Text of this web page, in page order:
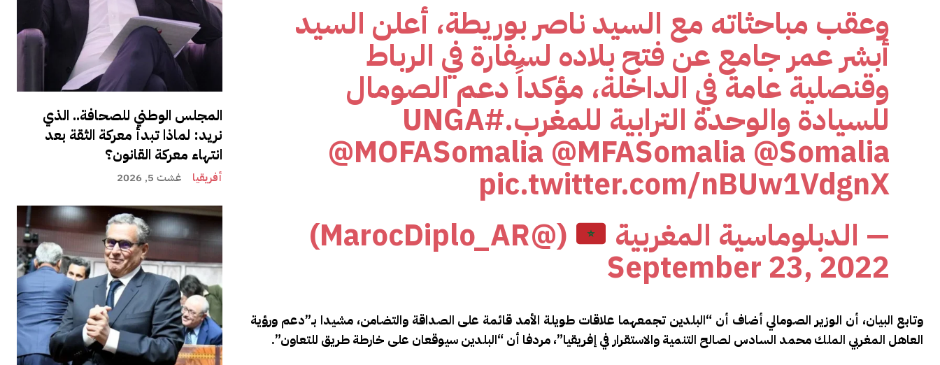
المجلس الوطني للصحافة.. الذي
نريد: لماذا تبدأ معركة الثقة بعد
انتهاء معركة القانون؟
أفريقيا غشت 5, 2026
وعقب مباحثاته مع السيد ناصر بوريطة، أعلن السيد
أبشر عمر جامع عن فتح بلاده لسفارة في الرباط
وقنصلية عامة في الداخلة، مؤكداً دعم الصومال
للسيادة والوحدة الترابية للمغرب.#UNGA
@MOFASomalia @MFASomalia@Somalia
pic.twitter.com/nBUw1VdgnX
— الدبلوماسية المغربية
(@MarocDiplo_AR)
September 23, 2022
وتابع البيان، أن الوزير الصومالي أضاف أن “البلدين تجمعهما علاقات طويلة الأمد قائمة على الصداقة والتضامن، مشيدا بـ”دعم ورؤية
العاهل المغربي الملك محمد السادس لصالح التنمية والاستقرار في إفريقيا”، مردفا أن “البلدين سيوقعان على خارطة طريق للتعاون”.